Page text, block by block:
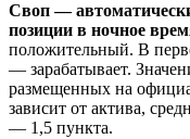
Своп —
позиции в ночное
положительный. В
— зарабатывает.
размещенных на
зависит от актива,
— 1,5 пункта.